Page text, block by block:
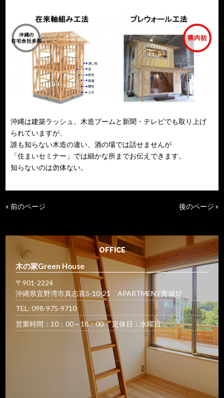
沖縄は建築ラッシュ、木造ブームと新聞・テレビでも取り上げ
られていますが、
誰も知らない木造の違い、酒の場では話せませんが
「住まいセミナー」では細かな所までお伝えできます。
知らないのは勿体ない。
« 前のページ 後のページ »
OFFICE
木の家Green House
〒901-2224
沖縄県宜野湾市真志喜5-10-21 APARTMENT青城1F
TEL: 098-975-9710
営業時間：10：00～18：00 定休日：水曜日